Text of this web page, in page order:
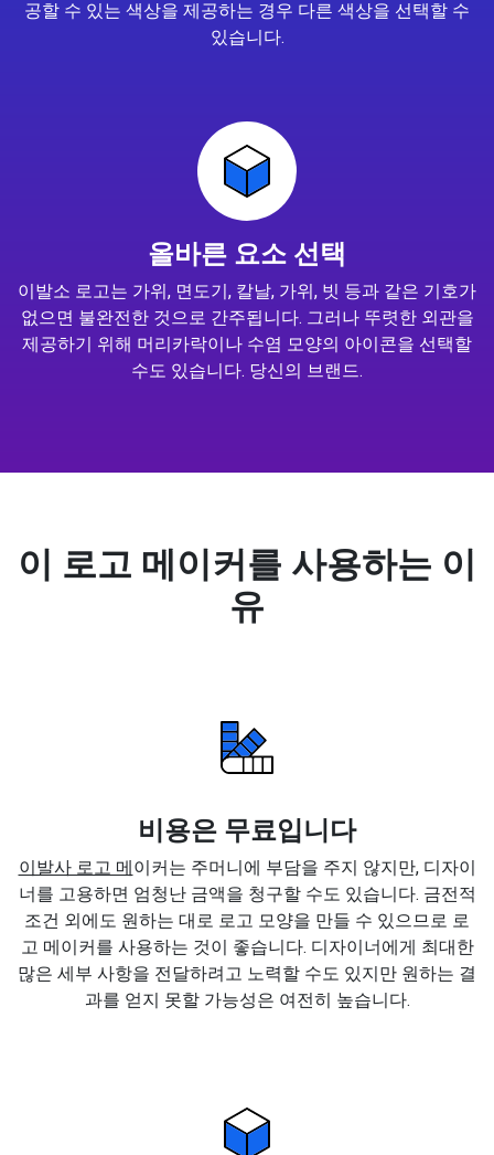
공할 수 있는 색상을 제공하는 경우 다른 색상을 선택할 수
있습니다.
올바른 요소 선택
이발소 로고는 가위, 면도기, 칼날, 가위, 빗 등과 같은 기호가
없으면 불완전한 것으로 간주됩니다. 그러나 뚜렷한 외관을
제공하기 위해 머리카락이나 수염 모양의 아이콘을 선택할
수도 있습니다. 당신의 브랜드.
이 로고 메이커를 사용하는 이
유
비용은 무료입니다
이발사 로고 메이커는 주머니에 부담을 주지 않지만, 디자이
너를 고용하면 엄청난 금액을 청구할 수도 있습니다. 금전적
조건 외에도 원하는 대로 로고 모양을 만들 수 있으므로 로
고 메이커를 사용하는 것이 좋습니다. 디자이너에게 최대한
많은 세부 사항을 전달하려고 노력할 수도 있지만 원하는 결
과를 얻지 못할 가능성은 여전히 높습니다.